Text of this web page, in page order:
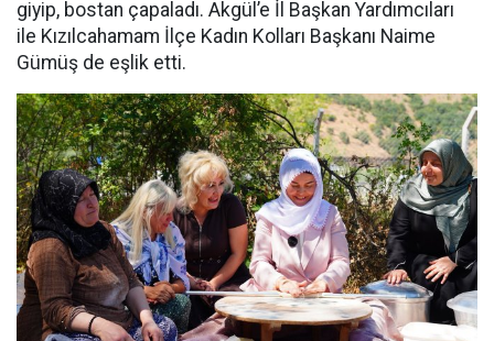
giyip, bostan çapaladı. Akgül’e İl Başkan Yardımcıları
ile Kızılcahamam İlçe Kadın Kolları Başkanı Naime
Gümüş de eşlik etti.